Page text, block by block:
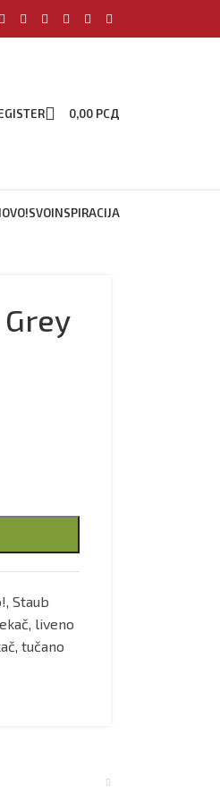
0,00 РСД
SVOINSPIRACIJA
Staub
liveno
tučano